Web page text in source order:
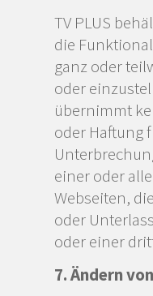
TV PLUS
die
ganz oder
oder
übernimmt
oder Haftung
einer oder
Webseiten,
oder
oder einer
7. Ändern